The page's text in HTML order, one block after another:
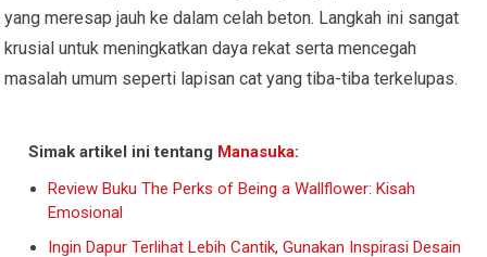
yang meresap jauh ke dalam celah beton. Langkah ini sangat
krusial untuk meningkatkan daya rekat serta mencegah
masalah umum seperti lapisan cat yang tiba-tiba terkelupas.
Simak artikel ini tentang Manasuka:
Review Buku The Perks of Being a Wallflower: Kisah
Emosional
Ingin Dapur Terlihat Lebih Cantik, Gunakan Inspirasi Desain